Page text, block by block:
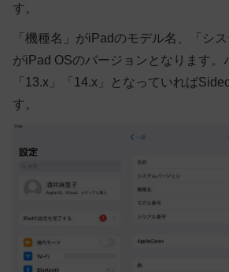
す。
「機種名」がiPadのモデル名、「シ
がiPad OSのバージョンとなります。
「13.x」「14.x」となっていれば
す。